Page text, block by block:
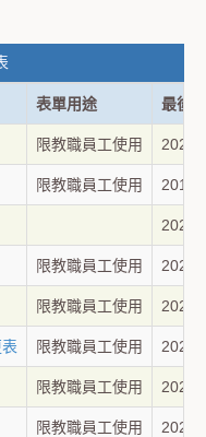
表單用途 最後
限教職員工使用 2025-
限教職員工使用 2018-
2026-
限教職員工使用 2025-
限教職員工使用 2025-
限教職員工使用 2025-
限教職員工使用 2025-
限教職員工使用 2025-